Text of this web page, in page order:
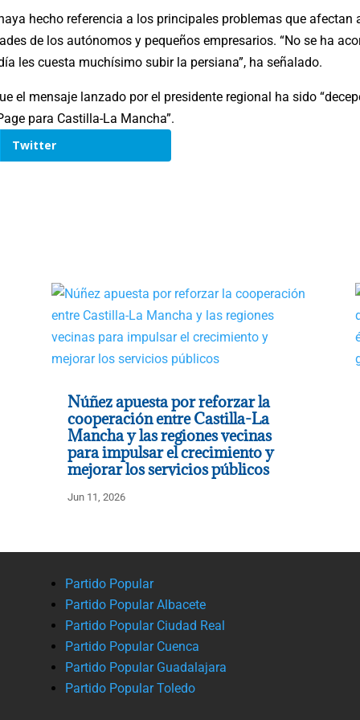
hecho referencia a los principales problemas que
de los autónomos y pequeños empresarios. “No se ha
les cuesta muchísimo subir la persiana”, ha señalado.
el mensaje lanzado por el presidente regional ha sido
para Castilla-La Mancha”.
Twitter
Núñez apuesta por reforzar la
cooperación entre Castilla-La
Mancha y las regiones vecinas
para impulsar el crecimiento y
mejorar los servicios públicos
Jun 11, 2026
Partido Popular
Partido Popular Albacete
Partido Popular Ciudad Real
Partido Popular Cuenca
Partido Popular Guadalajara
Partido Popular Toledo